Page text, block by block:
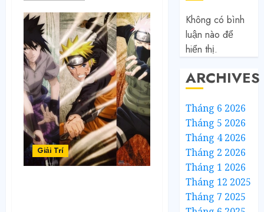
Giải Trí
Không có bình
luận nào để
hiển thị.
ARCHIVES
Tháng 6 2026
Tháng 5 2026
Tháng 4 2026
Tháng 2 2026
Tháng 1 2026
Tháng 12 2025
Tháng 7 2025